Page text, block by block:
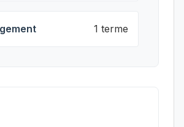
1 terme